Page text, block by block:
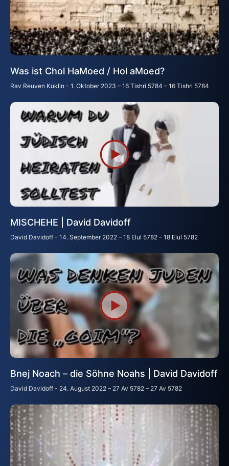
Was ist Chol HaMoed / Hol aMoed?
Rav Reuven Kuklin 1. Oktober 2023 – 16 Tishri 5784 – 16 Tishri 5784
MISCHEHE | David Davidoff
David Davidoff 14. September 2022 – 18 Elul 5782 – 18 Elul 5782
Bnej Noach – die Söhne Noahs | David Davidoff
David Davidoff 24. August 2022 – 27 Av 5782 – 27 Av 5782